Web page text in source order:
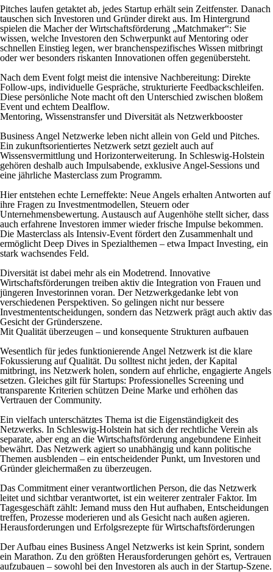
Pitches laufen getaktet ab, jedes Startup erhält sein Zeitfenster. Danach
tauschen sich Investoren und Gründer direkt aus. Im Hintergrund
spielen die Macher der Wirtschaftsförderung „Matchmaker“: Sie
wissen, welche Investoren den Schwerpunkt auf Mentoring oder
schnellen Einstieg legen, wer branchenspezifisches Wissen mitbringt
oder wer besonders riskanten Innovationen offen gegenübersteht.
Nach dem Event folgt meist die intensive Nachbereitung: Direkte
Follow-ups, individuelle Gespräche, strukturierte Feedbackschleifen.
Diese persönliche Note macht oft den Unterschied zwischen bloßem
Event und echtem Dealflow.
Mentoring, Wissenstransfer und Diversität als Netzwerkbooster
Business Angel Netzwerke leben nicht allein von Geld und Pitches.
Ein zukunftsorientiertes Netzwerk setzt gezielt auch auf
Wissensvermittlung und Horizonterweiterung. In Schleswig-Holstein
gehören deshalb auch Impulsabende, exklusive Angel-Sessions und
eine jährliche Masterclass zum Programm.
Hier entstehen echte Lerneffekte: Neue Angels erhalten Antworten auf
ihre Fragen zu Investmentmodellen, Steuern oder
Unternehmensbewertung. Austausch auf Augenhöhe stellt sicher, dass
auch erfahrene Investoren immer wieder frische Impulse bekommen.
Die Masterclass als Intensiv-Event fördert den Zusammenhalt und
ermöglicht Deep Dives in Spezialthemen – etwa Impact Investing, ein
stark wachsendes Feld.
Diversität ist dabei mehr als ein Modetrend. Innovative
Wirtschaftsförderungen treiben aktiv die Integration von Frauen und
jüngeren Investorinnen voran. Der Netzwerkgedanke lebt von
verschiedenen Perspektiven. So gelingen nicht nur bessere
Investmententscheidungen, sondern das Netzwerk prägt auch aktiv das
Gesicht der Gründerszene.
Mit Qualität überzeugen – und konsequente Strukturen aufbauen
Wesentlich für jedes funktionierende Angel Netzwerk ist die klare
Fokussierung auf Qualität. Du solltest nicht jeden, der Kapital
mitbringt, ins Netzwerk holen, sondern auf ehrliche, engagierte Angels
setzen. Gleiches gilt für Startups: Professionelles Screening und
transparente Kriterien schützen Deine Marke und erhöhen das
Vertrauen der Community.
Ein vielfach unterschätztes Thema ist die Eigenständigkeit des
Netzwerks. In Schleswig-Holstein hat sich der rechtliche Verein als
separate, aber eng an die Wirtschaftsförderung angebundene Einheit
bewährt. Das Netzwerk agiert so unabhängig und kann politische
Themen ausblenden – ein entscheidender Punkt, um Investoren und
Gründer gleichermaßen zu überzeugen.
Das Commitment einer verantwortlichen Person, die das Netzwerk
leitet und sichtbar verantwortet, ist ein weiterer zentraler Faktor. Im
Tagesgeschäft zählt: Jemand muss den Hut aufhaben, Entscheidungen
treffen, Prozesse moderieren und als Gesicht nach außen agieren.
Herausforderungen und Erfolgsrezepte für Wirtschaftsförderungen
Der Aufbau eines Business Angel Netzwerks ist kein Sprint, sondern
ein Marathon. Zu den größten Herausforderungen gehört es, Vertrauen
aufzubauen – sowohl bei den Investoren als auch in der Startup-Szene.